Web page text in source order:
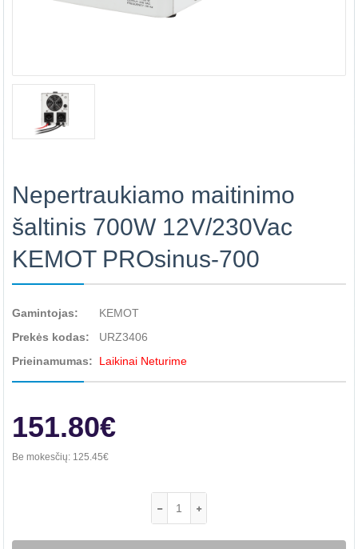
Nepertraukiamo maitinimo
šaltinis 700W 12V/230Vac
KEMOT PROsinus-700
Gamintojas:
KEMOT
Prekės kodas:
URZ3406
Prieinamumas:
Laikinai Neturime
151.80€
Be mokesčių: 125.45€